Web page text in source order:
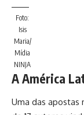
Foto:
Isis
Maria/
Mídia
NINJA
A América
Uma das apostas